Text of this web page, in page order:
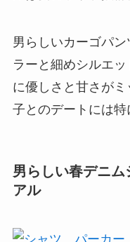
男らしいカーゴパ
ラーと細めシルエ
に優しさと甘さが
子とのデートには特
男らしい春デニ
アル